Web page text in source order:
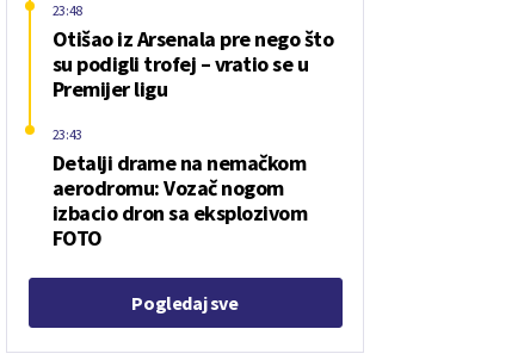
Otišao iz Arsenala pre nego što
su podigli trofej – vratio se u
Premijer ligu
23:48
Detalji drame na nemačkom
aerodromu: Vozač nogom
izbacio dron sa eksplozivom
FOTO
23:43
Pogledaj sve